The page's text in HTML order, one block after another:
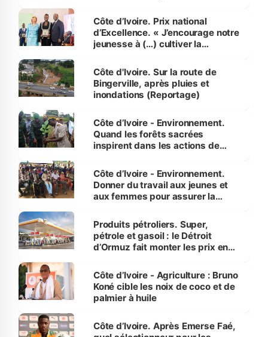
Côte d’Ivoire. Prix national
d’Excellence. « J’encourage notre
jeunesse à (…) cultiver la
(Alassane Ouattara
Côte d'Ivoire. Sur la route de
Bingerville, après pluies et
inondations (Reportage)
Côte d’Ivoire - Environnement.
Quand les forêts sacrées
inspirent dans les actions de
Côte d’Ivoire - Environnement.
Donner du travail aux jeunes et
aux femmes pour assurer la
menacées
Produits pétroliers. Super,
pétrole et gasoil : le Détroit
d’Ormuz fait monter les prix en
Côte d’Ivoire - Agriculture : Bruno
Koné cible les noix de coco et de
palmier à huile
Côte d’Ivoire. Après Emerse Faé,